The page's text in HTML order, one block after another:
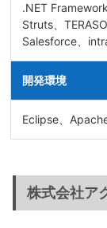
.NET
Struts、
Salesforce、
開発環境
Eclipse、
株式会社ア